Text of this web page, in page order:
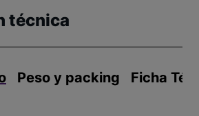
técnica
Peso y packing Ficha